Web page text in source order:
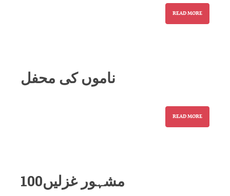
READ MORE
ناموں کی محفل
READ MORE
100مشہور غزلیں